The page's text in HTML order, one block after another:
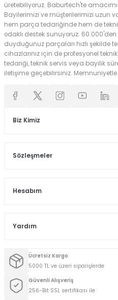
üretebiliyoruz. Baburtech'te
Bayilerimizi ve müşterilerimizi uzun
hem parça tedariğinde hem de
odaklı destek sunuyoruz.
duyduğunuz parçaları hızlı şekilde
cihazlarınız için de profesyonel
tedariği, teknik servis veya bayilik
iletişime geçebilirsiniz. Memnuniyetle
Biz Kimiz
Sözleşmeler
Hesabım
Yardım
Ücretsiz Kargo
5000 TL ve üzeri siparişlerde
Güvenli Alışveriş
256-Bit SSL sertifikası ile